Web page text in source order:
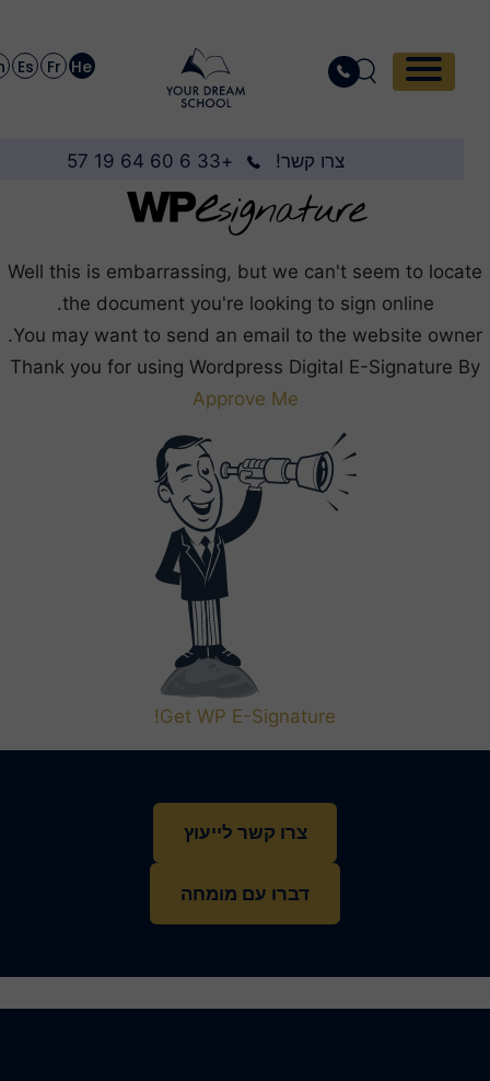
Fr
Es
En
צרו קשר! +33 6 60 64 19 57
Well this is embarrassing, but we can't seem to
the document you're looking to sign online.
You may want to send an email to the website
Thank you for using Wordpress Digital E-Signature
Approve Me
Get WP E-Signature!
צרו קשר לייעוץ
דברו עם מומחה